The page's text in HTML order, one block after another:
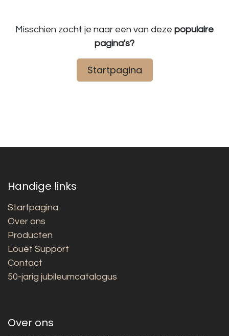
Misschien zocht je naar een van deze populaire
pagina's?
Startpagina
Handige links
Startpagina
Over ons
Producten
Louët Support
Contact
50-jarig jubileumcatalogus
Over ons